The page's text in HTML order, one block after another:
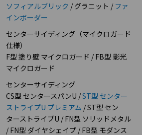
ソフィアルブリック / グラニット / ファ
インボーダー
センターサイディング（マイクロガード
仕様）
F型 塗り壁 マイクロガード / FB型 影光
マイクロガード
センターサイディング
CS型 センタースパンU /ST型 センター
ストライプU プレミアム / ST型 セン
ターストライプU / FN型 ソリッドメタル
/ FN型 ダイヤシェイプ / FB型 モダンス